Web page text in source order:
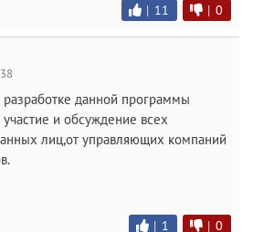
| 11 | 0
разработке данной программы
и обсуждение всех
лиц,от управляющих компаний
| 1 | 0